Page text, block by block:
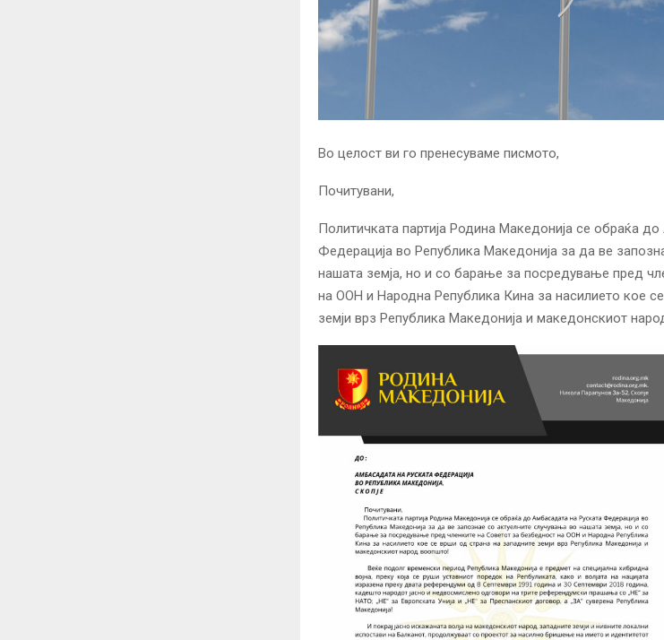
Во целост ви го пренесуваме писмото,
Почитувани,
Политичката партија Родина Македонија се обраќа
Федерација во Република Македонија за да ве
нашата земја, но и со барање за посредување пред
на ООН и Народна Република Кина за насилието кое
земји врз Република Македонија и македонскиот